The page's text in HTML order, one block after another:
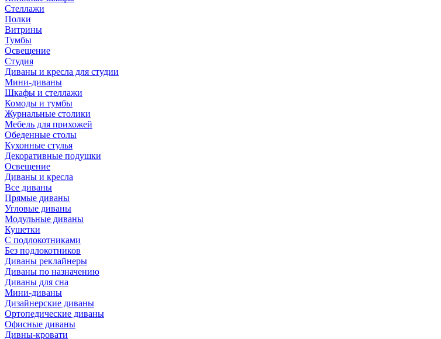
Стеллажи
Полки
Витрины
Тумбы
Освещение
Студия
Диваны и кресла для студии
Мини-диваны
Шкафы и стеллажи
Комоды и тумбы
Журнальные столики
Мебель для прихожей
Обеденные столы
Кухонные стулья
Декоративные подушки
Освещение
Диваны и кресла
Все диваны
Прямые диваны
Угловые диваны
Модульные диваны
Кушетки
С подлокотниками
Без подлокотников
Диваны реклайнеры
Диваны по назначению
Диваны для сна
Мини-диваны
Дизайнерские диваны
Ортопедические диваны
Офисные диваны
Дивны-кровати